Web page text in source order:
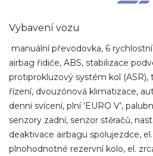
Vybavení vozu
manuální převodovka, 6
airbag řidiče, ABS, stabilizace
protiprokluzový systém kol (ASR),
řízení, dvouzónová klimatizace,
denní svícení, plní ‘EURO V’,
senzory zadní, senzor stěračů,
deaktivace airbagu spolujezdce,
plnohodnotné rezervní kolo, el.